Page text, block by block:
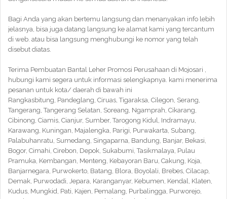
Bagi Anda yang akan bertemu langsung dan menanyakan info lebih
jelasnya, bisa juga datang langsung ke alamat kami yang tercantum
di web. atau bisa langsung menghubungi ke nomor yang telah
disebut diatas.
Terima Pembuatan Bantal Leher Promosi Perusahaan di Mojosari ,
hubungi kami segera untuk informasi selengkapnya. kami menerima
pesanan untuk kota/ daerah di bawah ini
Rangkasbitung, Pandeglang, Ciruas, Tigaraksa, Cilegon, Serang,
Tangerang, Tangerang Selatan, Soreang, Ngamprah, Cikarang,
Cibinong, Ciamis, Cianjur, Sumber, Tarogong Kidul, Indramayu,
Karawang, Kuningan, Majalengka, Parigi, Purwakarta, Subang,
Palabuhanratu, Sumedang, Singaparna, Bandung, Banjar, Bekasi,
Bogor, Cimahi, Cirebon, Depok, Sukabumi, Tasikmalaya, Pulau
Pramuka, Kembangan, Menteng, Kebayoran Baru, Cakung, Koja,
Banjarnegara, Purwokerto, Batang, Blora, Boyolali, Brebes, Cilacap,
Demak, Purwodadi, Jepara, Karanganyar, Kebumen, Kendal, Klaten,
Kudus, Mungkid, Pati, Kajen, Pemalang, Purbalingga, Purworejo,